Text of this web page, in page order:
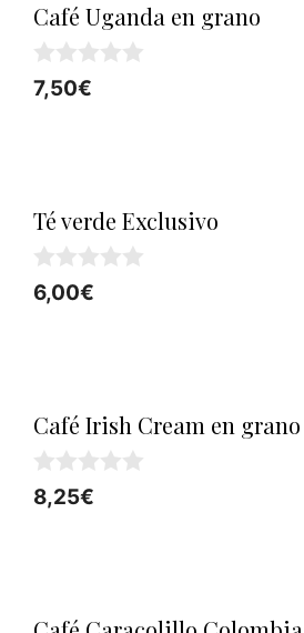
Café Uganda en grano
0
d
7,50€
Té verde Exclusivo
0
d
6,00€
Café Irish Cream en grano
0
d
8,25€